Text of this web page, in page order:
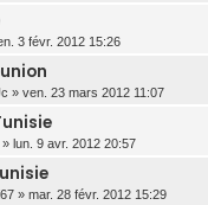
3 févr. 2012 15:26
» ven. 23 mars 2012 11:07
» lun. 9 avr. 2012 20:57
» mar. 28 févr. 2012 15:29